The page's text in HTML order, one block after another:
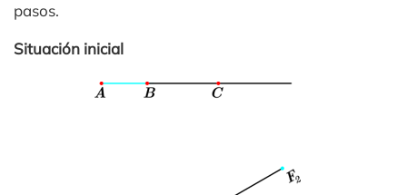
pasos.
Situación inicial